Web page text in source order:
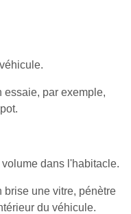
essaie, par exemple,
dans l'habitacle.
brise une vitre, pénètre
du véhicule.